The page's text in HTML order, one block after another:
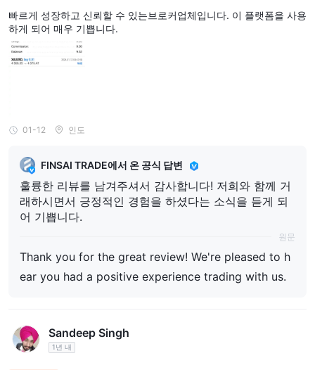
빠르게 성장하고 신뢰할 수 있는브로커업체입니다. 이 플랫폼을 사용
하게 되어 매우 기쁩니다.
01-12 인도
FINSAI TRADE에서 온 공식 답변
훌륭한 리뷰를 남겨주셔서 감사합니다! 저희와 함께 거
래하시면서 긍정적인 경험을 하셨다는 소식을 듣게 되
어 기쁩니다.
원문
Thank you for the great review! We're pleased to h
ear you had a positive experience trading with us.
Sandeep Singh
1년 내